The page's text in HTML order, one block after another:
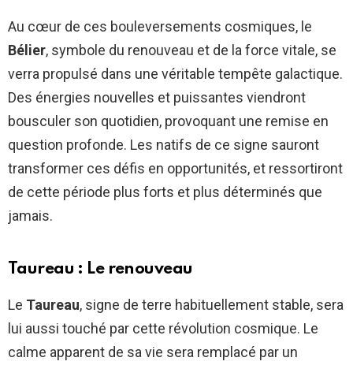
Au cœur de ces bouleversements cosmiques, le
Bélier, symbole du renouveau et de la force vitale, se
verra propulsé dans une véritable tempête galactique.
Des énergies nouvelles et puissantes viendront
bousculer son quotidien, provoquant une remise en
question profonde. Les natifs de ce signe sauront
transformer ces défis en opportunités, et ressortiront
de cette période plus forts et plus déterminés que
jamais.
Taureau : Le renouveau
Le Taureau, signe de terre habituellement stable, sera
lui aussi touché par cette révolution cosmique. Le
calme apparent de sa vie sera remplacé par un